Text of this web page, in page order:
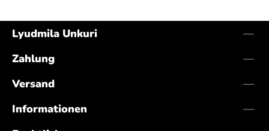
Lyudmila Unkuri
Zahlung
Versand
Informationen